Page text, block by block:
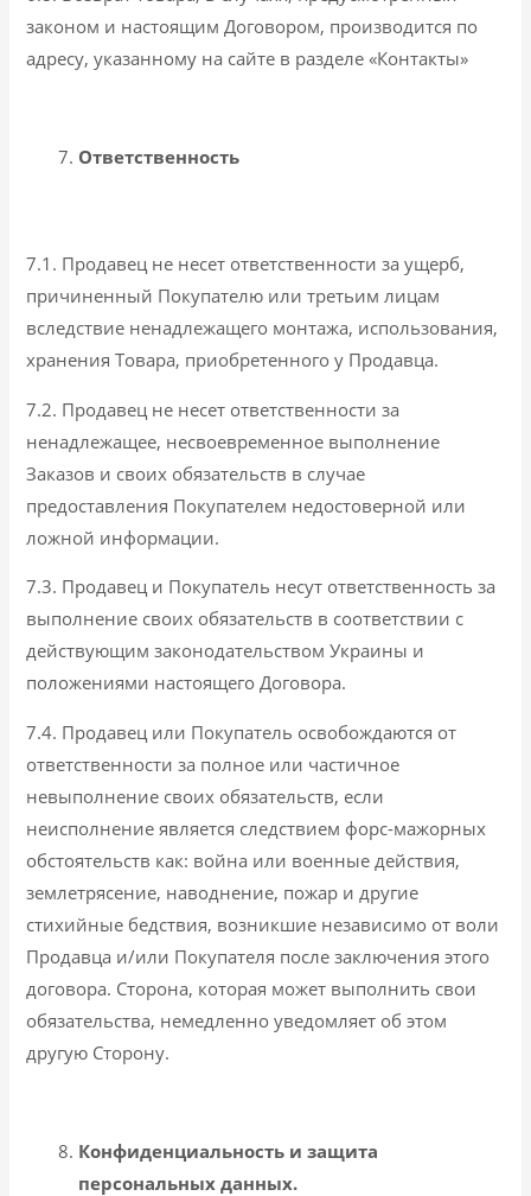
законом и настоящим Договором, производится по
адресу, указанному на сайте в разделе «Контакты»
Ответственность
7.1. Продавец не несет ответственности за ущерб,
причиненный Покупателю или третьим лицам
вследствие ненадлежащего монтажа, использования,
хранения Товара, приобретенного у Продавца.
7.2. Продавец не несет ответственности за
ненадлежащее, несвоевременное выполнение
Заказов и своих обязательств в случае
предоставления Покупателем недостоверной или
ложной информации.
7.3. Продавец и Покупатель несут ответственность за
выполнение своих обязательств в соответствии с
действующим законодательством Украины и
положениями настоящего Договора.
7.4. Продавец или Покупатель освобождаются от
ответственности за полное или частичное
невыполнение своих обязательств, если
неисполнение является следствием форс-мажорных
обстоятельств как: война или военные действия,
землетрясение, наводнение, пожар и другие
стихийные бедствия, возникшие независимо от воли
Продавца и/или Покупателя после заключения этого
договора. Сторона, которая может выполнить свои
обязательства, немедленно уведомляет об этом
другую Сторону.
Конфиденциальность и защита
персональных данных.